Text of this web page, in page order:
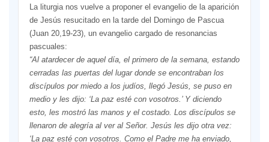
La liturgia nos vuelve a proponer el evangelio de la aparición
de Jesús resucitado en la tarde del Domingo de Pascua
(Juan 20,19-23), un evangelio cargado de resonancias
pascuales:
“Al atardecer de aquel día, el primero de la semana, estando
cerradas las puertas del lugar donde se encontraban los
discípulos por miedo a los judíos, llegó Jesús, se puso en
medio y les dijo: ‘La paz esté con vosotros.’ Y diciendo
esto, les mostró las manos y el costado. Los discípulos se
llenaron de alegría al ver al Señor. Jesús les dijo otra vez:
‘La paz esté con vosotros. Como el Padre me ha enviado,